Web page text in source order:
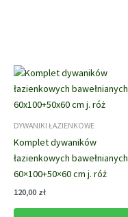
DYWANIKI ŁAZIENKOWE
Komplet dywaników
łazienkowych bawełnianych
60×100+50×60 cm j. róż
120,00 zł